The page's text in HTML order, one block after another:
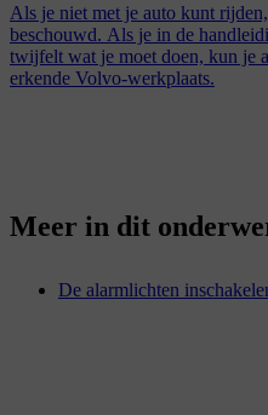
Als je niet met je auto kunt
beschouwd. Als je in de
twijfelt wat je moet doen, kun je
erkende Volvo-werkplaats.
Meer in dit
De alarmlichten